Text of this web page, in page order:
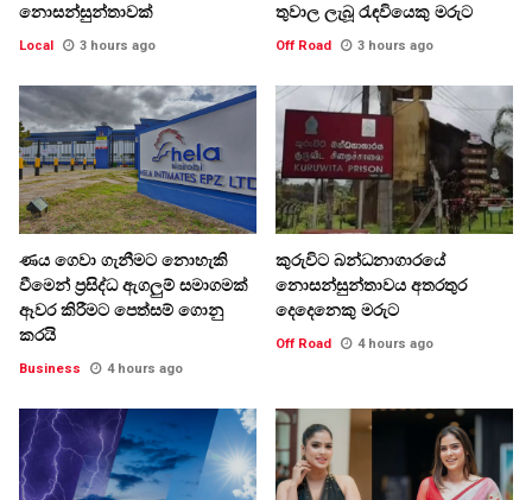
නොසන්සුන්තාවක්
Local 3 hours ago
තුවාල ලැබූ රැඳවියෙකු මරුට
Off Road 3 hours ago
ණය ගෙවා ගැනීමට නොහැකි
වීමෙන් ප්‍රසිද්ධ ඇගලුම් සමාගමක්
ඈවර කිරීමට පෙත්සම් ගොනු
කරයි
Business 4 hours ago
කුරුවිට බන්ධනාගාරයේ
නොසන්සුන්තාවය අතරතුර
දෙදෙනෙකු මරුට
Off Road 4 hours ago